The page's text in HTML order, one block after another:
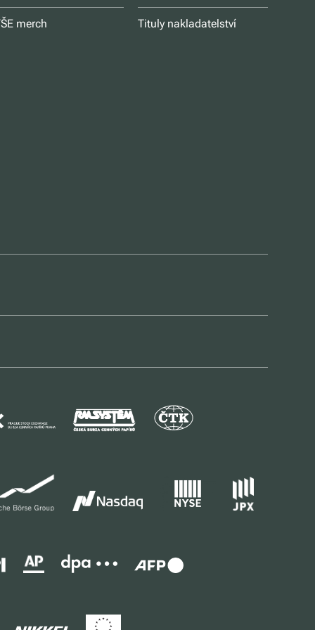
merch Tituly nakladatelství